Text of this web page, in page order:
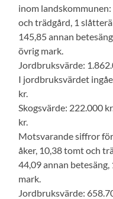
inom
och trädgård, 1
145,85 annan
övrig mark.
Jordbruksvärde:
I jordbruksvärdet
kr.
Skogsvärde: 222.000
kr.
Motsvarande siffror
åker, 10,38 tomt och
44,09 annan
mark.
Jordbruksvärde: